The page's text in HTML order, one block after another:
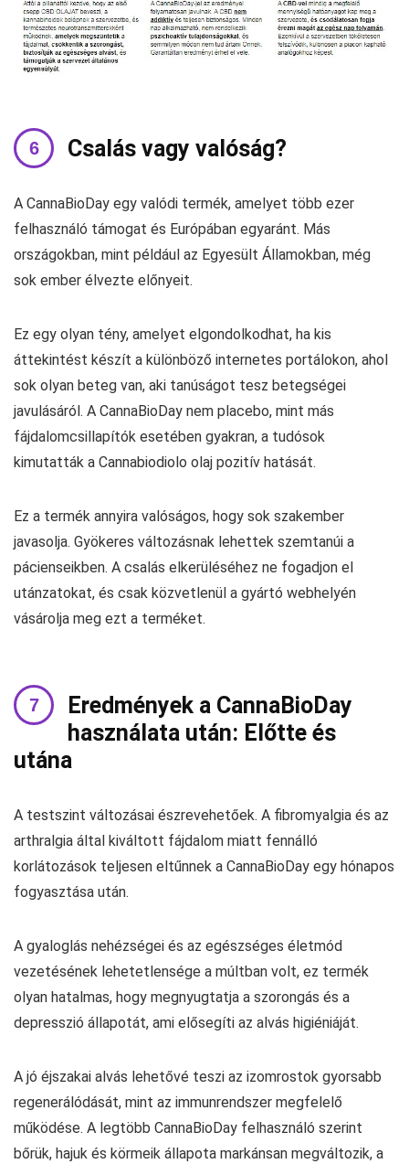
Csalás vagy valóság?
A CannaBioDay egy valódi termék, amelyet több ezer
felhasználó támogat és Európában egyaránt. Más
országokban, mint például az Egyesült Államokban, még
sok ember élvezte előnyeit.
Ez egy olyan tény, amelyet elgondolkodhat, ha kis
áttekintést készít a különböző internetes portálokon, ahol
sok olyan beteg van, aki tanúságot tesz betegségei
javulásáról. A CannaBioDay nem placebo, mint más
fájdalomcsillapítók esetében gyakran, a tudósok
kimutatták a Cannabiodiolo olaj pozitív hatását.
Ez a termék annyira valóságos, hogy sok szakember
javasolja. Gyökeres változásnak lehettek szemtanúi a
pácienseikben. A csalás elkerüléséhez ne fogadjon el
utánzatokat, és csak közvetlenül a gyártó webhelyén
vásárolja meg ezt a terméket.
Eredmények a CannaBioDay
használata után: Előtte és
utána
A testszint változásai észrevehetőek. A fibromyalgia és az
arthralgia által kiváltott fájdalom miatt fennálló
korlátozások teljesen eltűnnek a CannaBioDay egy hónapos
fogyasztása után.
A gyaloglás nehézségei és az egészséges életmód
vezetésének lehetetlensége a múltban volt, ez termék
olyan hatalmas, hogy megnyugtatja a szorongás és a
depresszió állapotát, ami elősegíti az alvás higiéniáját.
A jó éjszakai alvás lehetővé teszi az izomrostok gyorsabb
regenerálódását, mint az immunrendszer megfelelő
működése. A legtöbb CannaBioDay felhasználó szerint
bőrük, hajuk és körmeik állapota markánsan megváltozik, a